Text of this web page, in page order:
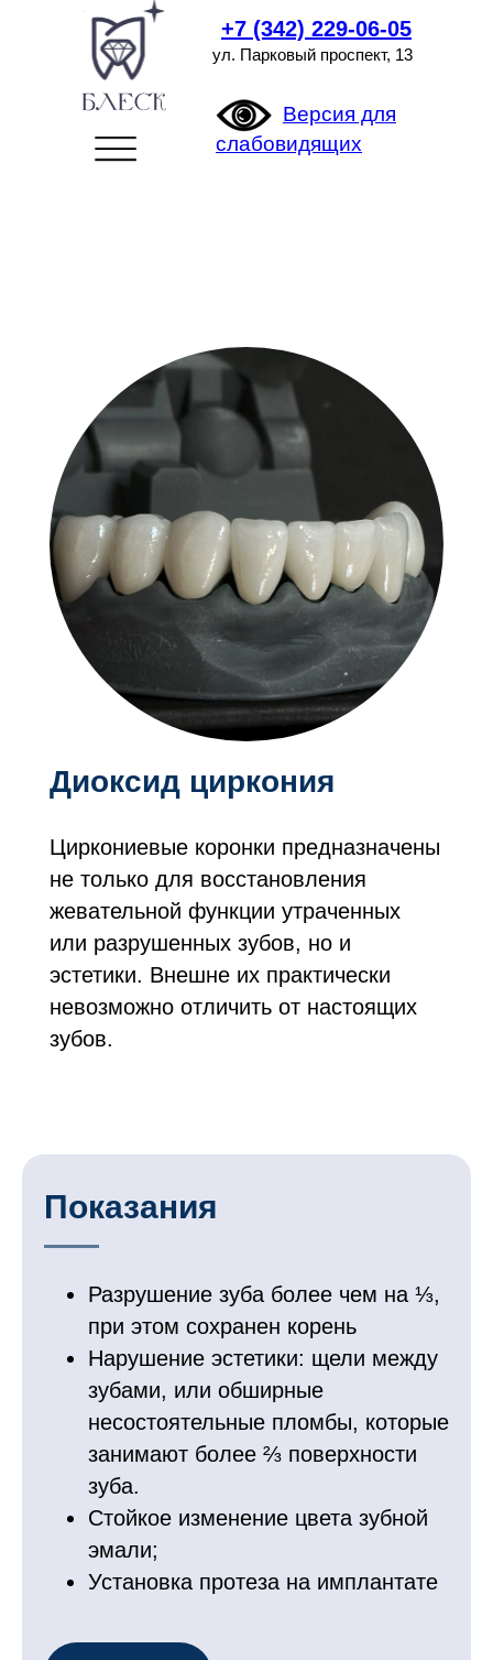
+7 (342) 229-06-05
ул. Парковый проспект, 13
Версия для
слабовидящих
Диоксид циркония
Циркониевые коронки предназначены
не только для восстановления
жевательной функции утраченных
или разрушенных зубов, но и
эстетики. Внешне их практически
невозможно отличить от настоящих
зубов.
Показания
Разрушение зуба более чем на ⅓,
при этом сохранен корень
Нарушение эстетики: щели между
зубами, или обширные
несостоятельные пломбы, которые
занимают более ⅔ поверхности
зуба.
Стойкое изменение цвета зубной
эмали;
Установка протеза на имплантате